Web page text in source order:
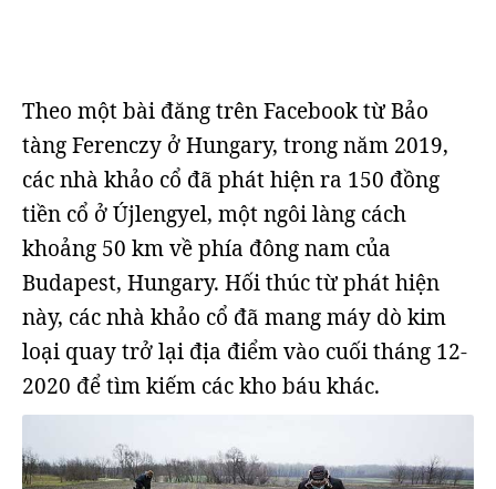
Theo một bài đăng trên Facebook từ Bảo
tàng Ferenczy ở Hungary, trong năm 2019,
các nhà khảo cổ đã phát hiện ra 150 đồng
tiền cổ ở Újlengyel, một ngôi làng cách
khoảng 50 km về phía đông nam của
Budapest, Hungary. Hối thúc từ phát hiện
này, các nhà khảo cổ đã mang máy dò kim
loại quay trở lại địa điểm vào cuối tháng 12-
2020 để tìm kiếm các kho báu khác.